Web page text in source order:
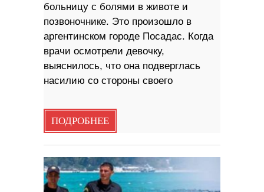
больницу с болями в животе и
позвоночнике. Это произошло в
аргентинском городе Посадас. Когда
врачи осмотрели девочку,
выяснилось, что она подверглась
насилию со стороны своего
ПОДРОБНЕЕ